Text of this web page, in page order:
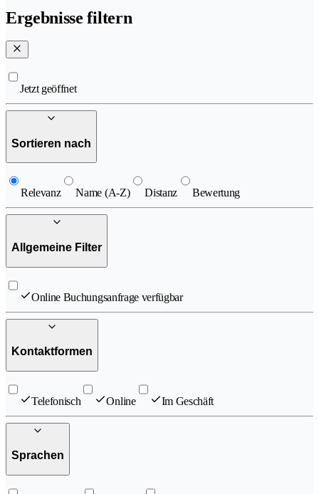
Ergebnisse filtern
Jetzt geöffnet
Sortieren nach
Relevanz Name (A-Z) Distanz Bewertung
Allgemeine Filter
Online Buchungsanfrage verfügbar
Kontaktformen
Telefonisch Online Im Geschäft
Sprachen